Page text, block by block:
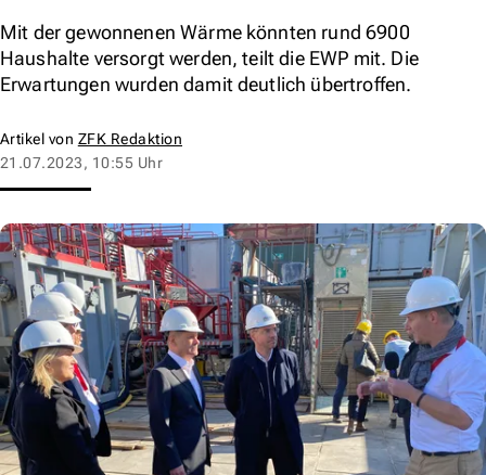
Mit der gewonnenen Wärme könnten rund 6900
Haushalte versorgt werden, teilt die EWP mit. Die
Erwartungen wurden damit deutlich übertroffen.
Artikel von ZFK Redaktion
21.07.2023, 10:55 Uhr